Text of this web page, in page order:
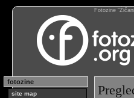
Fotozine
fotozine
site map